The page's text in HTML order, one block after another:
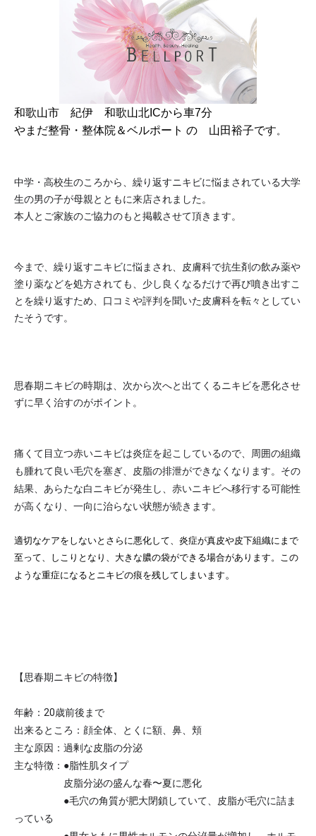
和歌山市 紀伊 和歌山北ICから車7分
やまだ整骨・整体院＆ベルポート の 山田裕子です。
中学・高校生のころから、繰り返すニキビに悩まされている大学
生の男の子が母親とともに来店されました。
本人とご家族のご協力のもと掲載させて頂きます。
今まで、繰り返すニキビに悩まされ、 皮膚科で抗生剤の飲み薬や
塗り薬などを処方されても、少し良くなるだけで再び噴き出すこ
とを繰り返すため、口コミや評判を聞いた皮膚科を転々としてい
たそうです。
思春期ニキビの時期は、次から次へと出てくるニキビを悪化させ
ずに早く治すのがポイント。
痛くて目立つ赤いニキビは炎症を起こしているので、周囲の組織
も腫れて良い毛穴を塞ぎ、皮脂の排泄ができなくなります。その
結果、あらたな白ニキビが発生し、赤いニキビへ移行する可能性
が高くなり、一向に治らない状態が続きます。
適切なケアをしないとさらに悪化して、炎症が真皮や皮下組織にまで
至って、しこりとなり、大きな膿の袋ができる場合があります。この
ような重症になるとニキビの痕を残してしまいます 。
【思春期ニキビの特徴】
年齢：20歳前後まで
出来るところ：顔全体、とくに額、鼻、頬
主な原因：過剰な皮脂の分泌
主な特徴：●脂性肌タイプ
皮脂分泌の盛んな春〜夏に悪化
●毛穴の角質が肥大閉鎖していて、皮脂が毛穴に詰ま
っている